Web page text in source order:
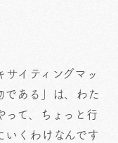
イティングマッ
である」は、わた
って、ちょっと行
いくわけなんです